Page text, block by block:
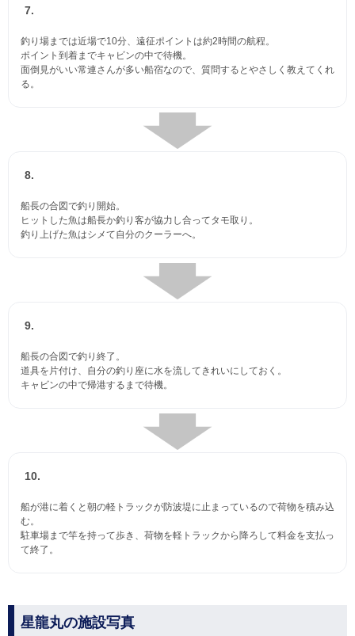
7.
釣り場までは近場で10分、遠征ポイントは約2時間の航程。
ポイント到着までキャビンの中で待機。
面倒見がいい常連さんが多い船宿なので、質問するとやさしく教えてくれ
る。
8.
船長の合図で釣り開始。
ヒットした魚は船長か釣り客が協力し合ってタモ取り。
釣り上げた魚はシメて自分のクーラーへ。
9.
船長の合図で釣り終了。
道具を片付け、自分の釣り座に水を流してきれいにしておく。
キャビンの中で帰港するまで待機。
10.
船が港に着くと朝の軽トラックが防波堤に止まっているので荷物を積み込
む。
駐車場まで竿を持って歩き、荷物を軽トラックから降ろして料金を支払っ
て終了。
星龍丸の施設写真